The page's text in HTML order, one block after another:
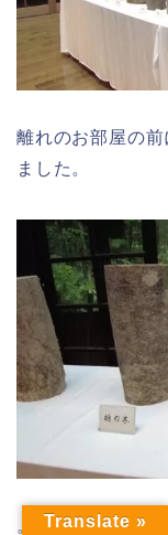
離れのお部屋の
ました。
。 Translate »